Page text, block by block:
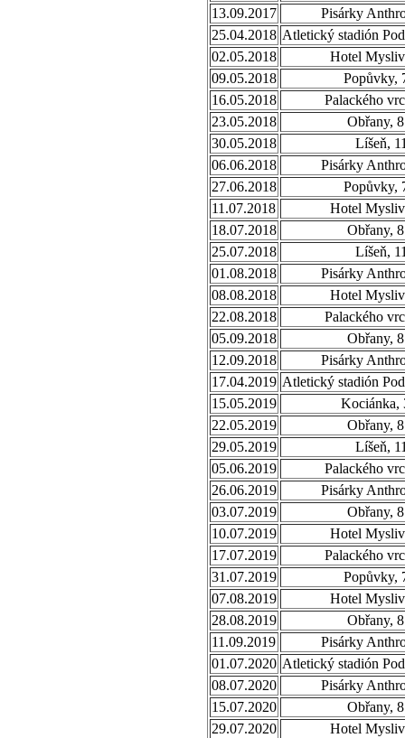
13.09.2017
Pisárky
25.04.2018 Atletický stadión
02.05.2018
Hotel
09.05.2018
Popůvky,
16.05.2018
Palackého
23.05.2018
Obřany,
30.05.2018
Líšeň,
06.06.2018
Pisárky
27.06.2018
Popůvky,
11.07.2018
Hotel
18.07.2018
Obřany,
25.07.2018
Líšeň,
01.08.2018
Pisárky
08.08.2018
Hotel
22.08.2018
Palackého
05.09.2018
Obřany,
12.09.2018
Pisárky
17.04.2019 Atletický stadión
15.05.2019
Kociánka,
22.05.2019
Obřany,
29.05.2019
Líšeň,
05.06.2019
Palackého
26.06.2019
Pisárky
03.07.2019
Obřany,
10.07.2019
Hotel
17.07.2019
Palackého
31.07.2019
Popůvky,
07.08.2019
Hotel
28.08.2019
Obřany,
11.09.2019
Pisárky
01.07.2020 Atletický stadión
08.07.2020
Pisárky
15.07.2020
Obřany,
29.07.2020
Hotel